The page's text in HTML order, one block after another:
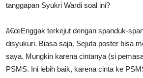
tanggapan Syukri Wardi soal ini?
â€œEnggak terkejut dengan spanduk-
disyukuri. Biasa saja. Sejuta poster bisa
saya. Mungkin karena cintanya (si
PSMS. Ini lebih baik, karena cinta ke